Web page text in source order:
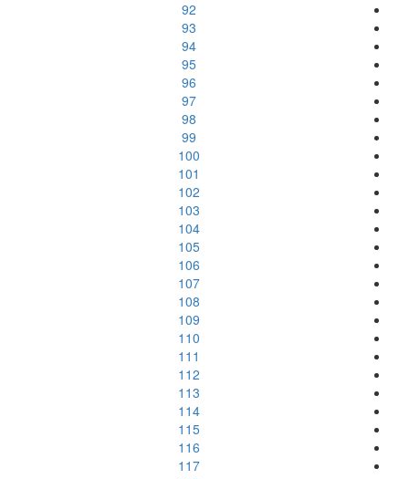
92
93
94
95
96
97
98
99
100
101
102
103
104
105
106
107
108
109
110
111
112
113
114
115
116
117